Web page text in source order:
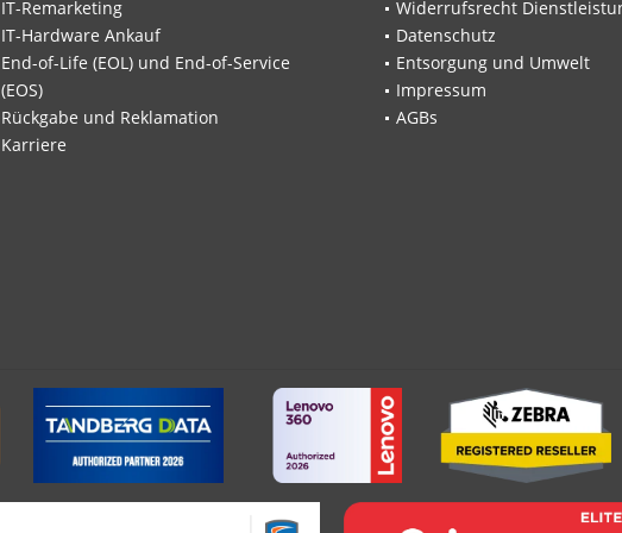
IT-Remarketing
IT-Hardware Ankauf
End-of-Life (EOL) und End-of-Service
(EOS)
Rückgabe und Reklamation
Karriere
Widerrufsrecht
Datenschutz
Entsorgung und Umwelt
Impressum
AGBs